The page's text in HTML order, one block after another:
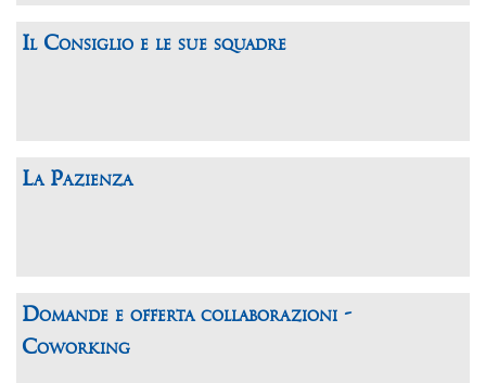
Il Consiglio e le sue squadre
La Pazienza
Domande e offerta collaborazioni -
Coworking